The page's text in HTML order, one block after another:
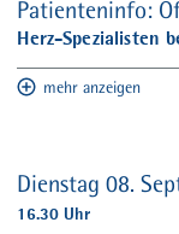
Patienteninfo:
Herz-Spezialisten
mehr anzeigen
Dienstag 08.
16.30 Uhr